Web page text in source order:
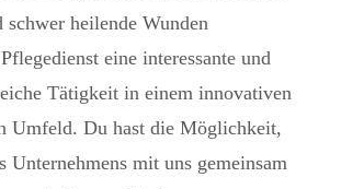
schwer heilende Wunden
eine interessante und
Tätigkeit in einem innovativen
Umfeld. Du hast die Möglichkeit,
Unternehmens mit uns gemeinsam